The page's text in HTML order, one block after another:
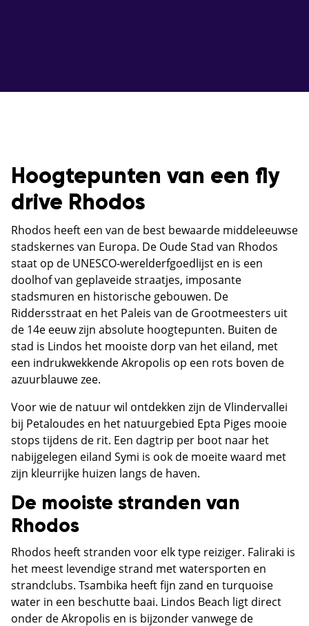
Hoogtepunten van een fly
drive Rhodos
Rhodos heeft een van de best bewaarde middeleeuwse
stadskernes van Europa. De Oude Stad van Rhodos
staat op de UNESCO-werelderfgoedlijst en is een
doolhof van geplaveide straatjes, imposante
stadsmuren en historische gebouwen. De
Riddersstraat en het Paleis van de Grootmeesters uit
de 14e eeuw zijn absolute hoogtepunten. Buiten de
stad is Lindos het mooiste dorp van het eiland, met
een indrukwekkende Akropolis op een rots boven de
azuurblauwe zee.
Voor wie de natuur wil ontdekken zijn de Vlindervallei
bij Petaloudes en het natuurgebied Epta Piges mooie
stops tijdens de rit. Een dagtrip per boot naar het
nabijgelegen eiland Symi is ook de moeite waard met
zijn kleurrijke huizen langs de haven.
De mooiste stranden van
Rhodos
Rhodos heeft stranden voor elk type reiziger. Faliraki is
het meest levendige strand met watersporten en
strandclubs. Tsambika heeft fijn zand en turquoise
water in een beschutte baai. Lindos Beach ligt direct
onder de Akropolis en is bijzonder vanwege de